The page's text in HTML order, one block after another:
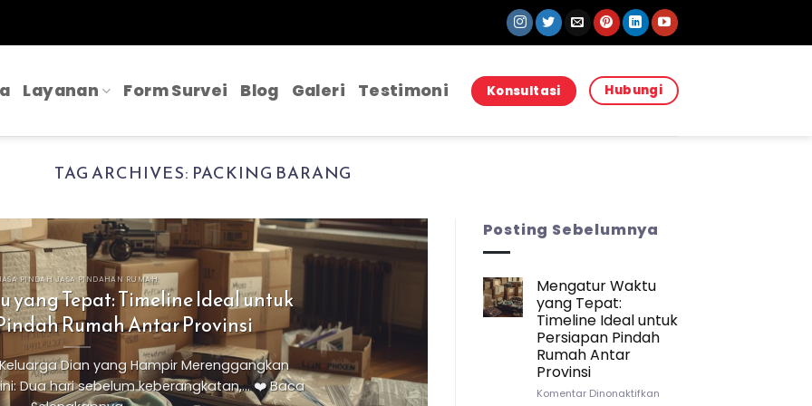
Layanan Form Survei Blog Galeri Testimoni Konsultasi Hubungi
TAG ARCHIVES: PACKING BARANG
PINDAH JASA PINDAHAN RUMAH
yang Tepat: Timeline Ideal untuk
Rumah Antar Provinsi
Dian yang Hampir Merenggangkan
Dua hari sebelum keberangkatan,... ❤️ Baca
Strategi Packing
Pindah Rumah
Sebuah Kisah Pembuka yang Mungkin
Posting Sebelumnya
Mengatur Waktu
yang Tepat:
Timeline Ideal untuk
Persiapan Pindah
Rumah Antar
Provinsi
Komentar Dinonaktifkanpada